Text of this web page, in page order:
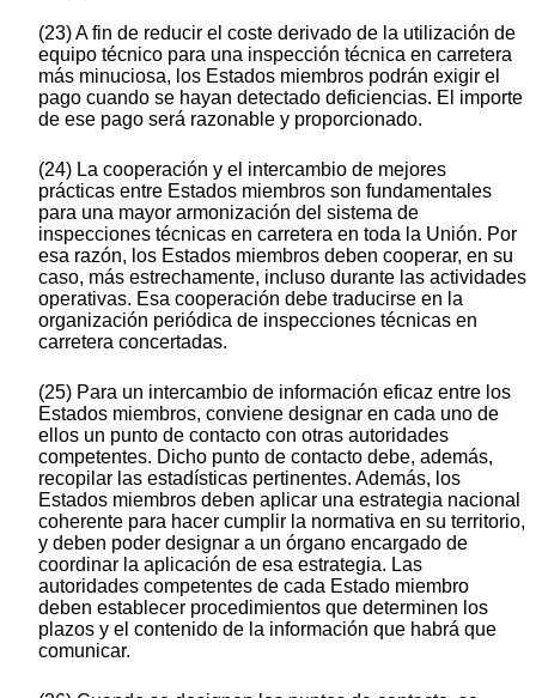
(23) A fin de reducir el coste derivado de la utilización de
equipo técnico para una inspección técnica en carretera
más minuciosa, los Estados miembros podrán exigir el
pago cuando se hayan detectado deficiencias. El importe
de ese pago será razonable y proporcionado.
(24) La cooperación y el intercambio de mejores
prácticas entre Estados miembros son fundamentales
para una mayor armonización del sistema de
inspecciones técnicas en carretera en toda la Unión. Por
esa razón, los Estados miembros deben cooperar, en su
caso, más estrechamente, incluso durante las actividades
operativas. Esa cooperación debe traducirse en la
organización periódica de inspecciones técnicas en
carretera concertadas.
(25) Para un intercambio de información eficaz entre los
Estados miembros, conviene designar en cada uno de
ellos un punto de contacto con otras autoridades
competentes. Dicho punto de contacto debe, además,
recopilar las estadísticas pertinentes. Además, los
Estados miembros deben aplicar una estrategia nacional
coherente para hacer cumplir la normativa en su territorio,
y deben poder designar a un órgano encargado de
coordinar la aplicación de esa estrategia. Las
autoridades competentes de cada Estado miembro
deben establecer procedimientos que determinen los
plazos y el contenido de la información que habrá que
comunicar.